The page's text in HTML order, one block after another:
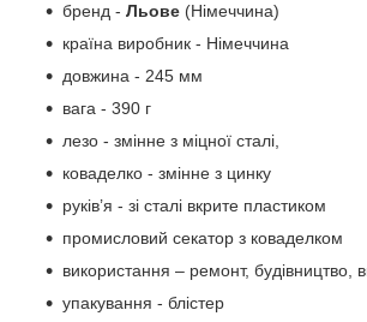
бренд - Льове (Німеччина)
країна виробник - Німеччина
довжина - 245 мм
вага - 390 г
лезо - змінне з міцної сталі,
коваделко - змінне з цинку
руків’я - зі сталі вкрите пластиком
промисловий секатор з коваделком
використання – ремонт, будівництво,
упакування - блістер